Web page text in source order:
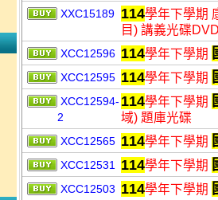
XXC15189 114學年下學期
目) 講義光碟
XCC12596 114學年下學期
XCC12595 114學年下學期
XCC12594-
2
114學年下學期
域) 題庫光碟
XCC12565 114學年下學期
XCC12531 114學年下學期
XCC12503 114學年下學期